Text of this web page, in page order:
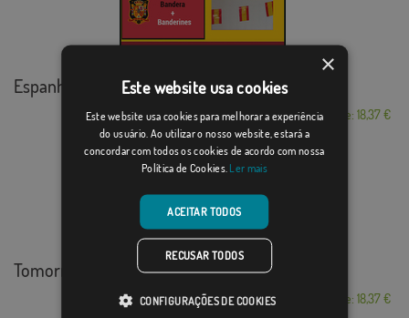
Espanha + galhardetes
Desde: 18,37 €
TomorrowLand Hungría
Desde: 18,37 €
×
Este website usa cookies
Este website usa cookies para melhorar a experiência
do usuário. Ao utilizar o nosso website, estará a
concordar com todos os cookies de acordo com nossa
Política de Cookies. Ler mais
ACEITAR TODOS
RECUSAR TODOS
CONFIGURAÇÕES DE COOKIES